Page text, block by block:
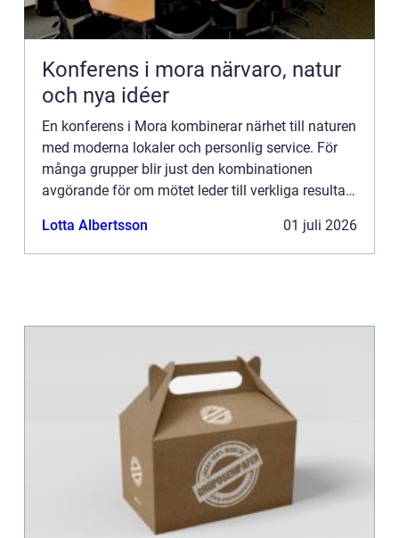
Konferens i mora närvaro, natur
och nya idéer
En konferens i Mora kombinerar närhet till naturen
med moderna lokaler och personlig service. För
många grupper blir just den kombinationen
avgörande för om mötet leder till verkliga resultat
människor f...
Lotta Albertsson 01 juli 2026